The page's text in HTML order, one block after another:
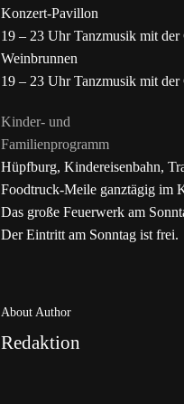
Konzert-Pavillon
19 – 23 Uhr Tanzmusik mit der
Weinbrunnen
19 – 23 Uhr Tanzmusik mit
Kinder- und
Familienprogramm
Hüpfburg, Kindereisenbahn,
Foodtruck-Meile ganztägig im
Das große Feuerwerk am
Der Eintritt am Sonntag ist frei.
About Author
Redaktion